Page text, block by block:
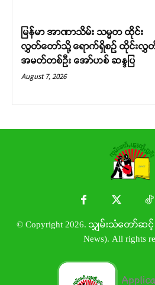
မြန်မာ အာဏာသိမ်း သမ္မတ ထိုင်း
လွှတ်တော်သို့ ရောက်ရှိစဉ် ထိုင်းလွှ
အမတ်တစ်ဦး အော်ဟစ် ဆန္ဒပြ
August 7, 2026
© Copyright 2026. သျှမ်းသံတော်ဆင့်
News). All rights